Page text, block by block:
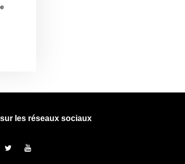
les réseaux sociaux